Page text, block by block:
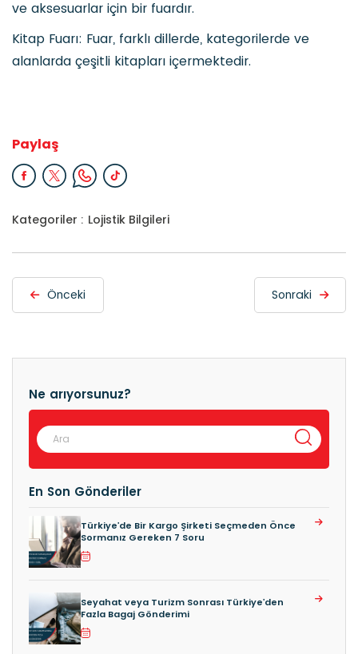
ve aksesuarlar için bir fuardır.
Kitap Fuarı: Fuar, farklı dillerde, kategorilerde ve
alanlarda çeşitli kitapları içermektedir.
Paylaş
Kategoriler : Lojistik Bilgileri
Önceki Sonraki
Ne arıyorsunuz?
En Son Gönderiler
Türkiye’de Bir Kargo Şirketi Seçmeden Önce
Sormanız Gereken 7 Soru
Seyahat veya Turizm Sonrası Türkiye’den
Fazla Bagaj Gönderimi